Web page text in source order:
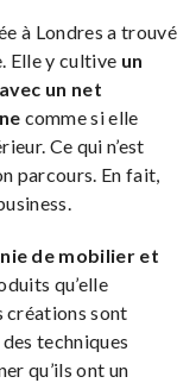
à Londres a trouvé
Elle y cultive un
un net
comme si elle
Ce qui n’est
parcours. En fait,
de mobilier et
qu’elle
créations sont
techniques
qu’ils ont un